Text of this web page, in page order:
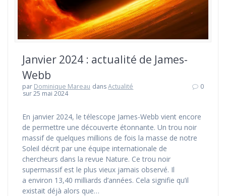
Janvier 2024 : actualité de James-
Webb
par Dominique Mareau dansActualité
sur 25 mai 2024
0
En janvier 2024, le télescope James-Webb vient encore
de permettre une découverte étonnante. Un trou noir
massif de quelques millions de fois la masse de notre
Soleil décrit par une équipe internationale de
chercheurs dans la revue Nature. Ce trou noir
supermassif est le plus vieux jamais observé. Il
a environ 13,40 milliards d’années. Cela signifie qu’il
existait déjà alors que…